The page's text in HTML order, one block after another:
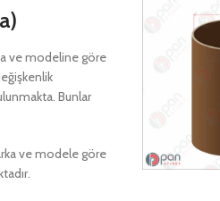
ve modeline göre
Bunlar
ve modele göre